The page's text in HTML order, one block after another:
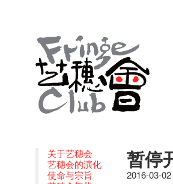
关于艺穗会
艺穗会的演化
使命与宗旨
暂停
2016-03-